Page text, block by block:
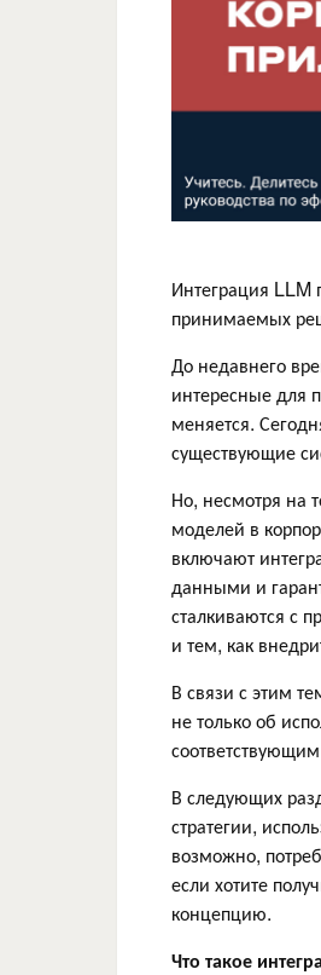
​Интеграция LLM
принимаемых
До недавнего
интересные для
меняется.
существующие
Но, несмотря на
моделей в
включают
данными и
сталкиваются с
и тем, как
В связи с этим
не только об
В следующих
стратегии,
возможно,
если хотите
концепцию.
Что такое